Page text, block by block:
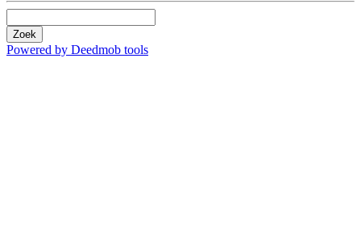
Zoek
Powered by Deedmob tools